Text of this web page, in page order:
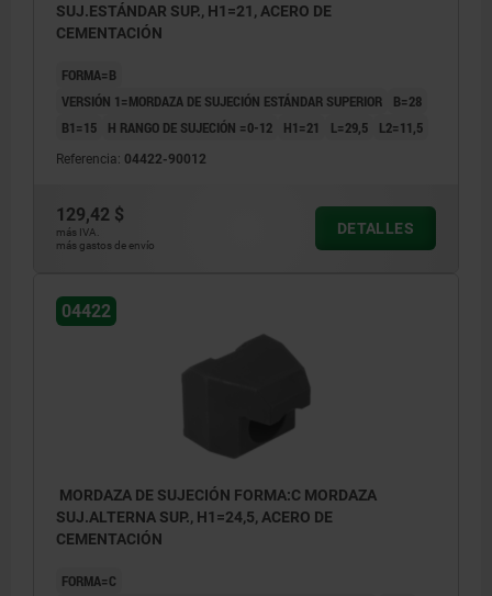
SUJ.ESTÁNDAR SUP., H1=21, ACERO DE
CEMENTACIÓN
FORMA=B
VERSIÓN 1=MORDAZA DE SUJECIÓN ESTÁNDAR SUPERIOR
B=28
B1=15
H RANGO DE SUJECIÓN =0-12 H1=21 L=29,5 L2=11,5
Referencia: 04422-90012
129,42 $
más IVA.
más gastos de envío
DETALLES
04422
MORDAZA DE SUJECIÓN FORMA:C MORDAZA
SUJ.ALTERNA SUP., H1=24,5, ACERO DE
CEMENTACIÓN
FORMA=C